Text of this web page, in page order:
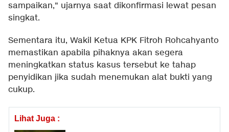
sampaikan," ujarnya saat dikonfirmasi lewat pesan
singkat.
Sementara itu, Wakil Ketua KPK Fitroh Rohcahyanto
memastikan apabila pihaknya akan segera
meningkatkan status kasus tersebut ke tahap
penyidikan jika sudah menemukan alat bukti yang
cukup.
Lihat Juga :